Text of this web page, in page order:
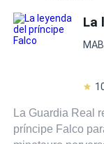
La
MAB
La Guardia Real
príncipe Falco